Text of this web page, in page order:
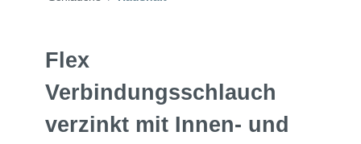
Flex
Verbindungsschlauch
verzinkt mit Innen- und